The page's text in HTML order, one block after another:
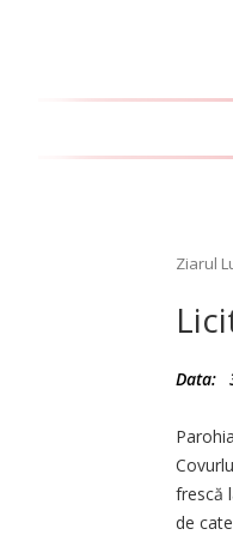
Ziarul
Data:
frescă
de